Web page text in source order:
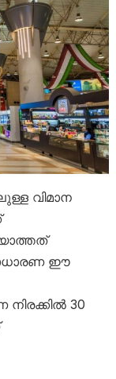
വിമാന
ഈ
30